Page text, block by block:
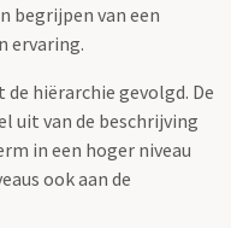
begrijpen van een
ervaring.
hiërarchie gevolgd. De
uit van de beschrijving
in een hoger niveau
ook aan de